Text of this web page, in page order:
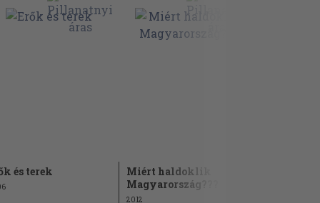
és terek
Miért haldoklik
Magyarország???
2012